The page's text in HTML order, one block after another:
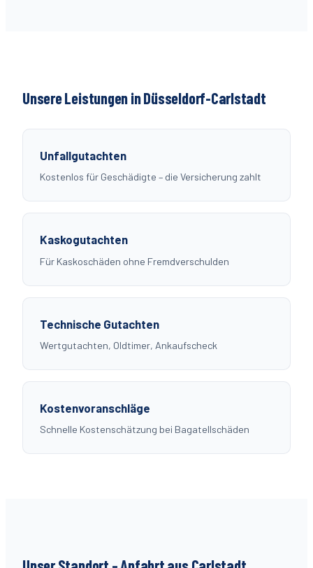
Unsere Leistungen in Düsseldorf-Carlstadt
Unfallgutachten
Kostenlos für Geschädigte – die Versicherung zahlt
Kaskogutachten
Für Kaskoschäden ohne Fremdverschulden
Technische Gutachten
Wertgutachten, Oldtimer, Ankaufscheck
Kostenvoranschläge
Schnelle Kostenschätzung bei Bagatellschäden